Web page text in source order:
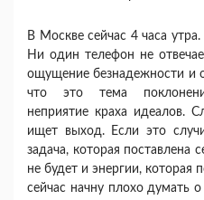
В Москве сейчас 4 часа
Ни один телефон не
ощущение безнадежности и
что это тема
неприятие краха идеалов.
ищет выход. Если это
задача, которая поставле­на
не будет и энергии, которая
сейчас начну плохо думать